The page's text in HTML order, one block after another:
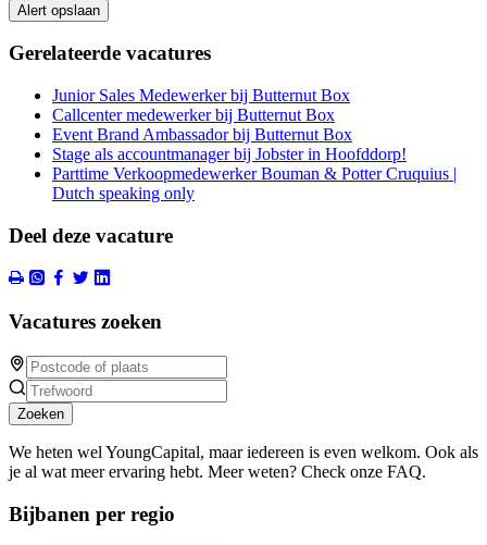
Alert opslaan
Gerelateerde vacatures
Junior Sales Medewerker bij Butternut Box
Callcenter medewerker bij Butternut Box
Event Brand Ambassador bij Butternut Box
Stage als accountmanager bij Jobster in Hoofddorp!
Parttime Verkoopmedewerker Bouman & Potter Cruquius |
Dutch speaking only
Deel deze vacature
Vacatures zoeken
Zoeken
We heten wel YoungCapital, maar iedereen is even welkom. Ook als
je al wat meer ervaring hebt. Meer weten? Check onze FAQ.
Bijbanen per regio